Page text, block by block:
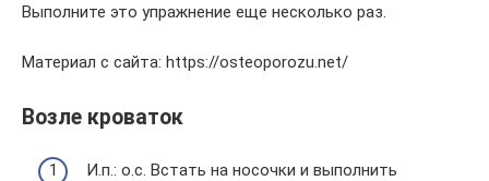
Выполните это упражнение еще несколько раз.
Материал с сайта: https://osteoporozu.net/
Возле кроваток
И.п.: о.с. Встать на носочки и выполнить